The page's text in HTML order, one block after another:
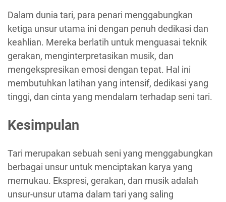
Dalam dunia tari, para penari menggabungkan
ketiga unsur utama ini dengan penuh dedikasi dan
keahlian. Mereka berlatih untuk menguasai teknik
gerakan, menginterpretasikan musik, dan
mengekspresikan emosi dengan tepat. Hal ini
membutuhkan latihan yang intensif, dedikasi yang
tinggi, dan cinta yang mendalam terhadap seni tari.
Kesimpulan
Tari merupakan sebuah seni yang menggabungkan
berbagai unsur untuk menciptakan karya yang
memukau. Ekspresi, gerakan, dan musik adalah
unsur-unsur utama dalam tari yang saling